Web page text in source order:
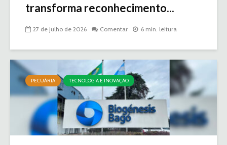
transforma reconhecimento...
27 de julho de 2026 Comentar 6 min. leitura
PECUÁRIA TECNOLOGIA E INOVAÇÃO